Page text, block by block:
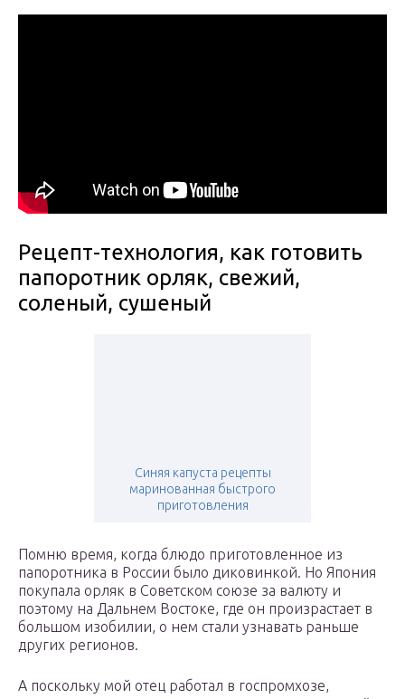
Рецепт-технология, как готовить
папоротник орляк, свежий,
соленый, сушеный
Синяя капуста рецепты
маринованная быстрого
приготовления
Помню время, когда блюдо приготовленное из
папоротника в России было диковинкой. Но Япония
покупала орляк в Советском союзе за валюту и
поэтому на Дальнем Востоке, где он произрастает в
большом изобилии, о нем стали узнавать раньше
других регионов.
А поскольку мой отец работал в госпромхозе,